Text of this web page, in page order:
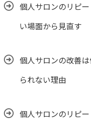
個人サロンのリピ
い場面から見直す
個人サロンの改善
られない理由
個人サロンのリピ